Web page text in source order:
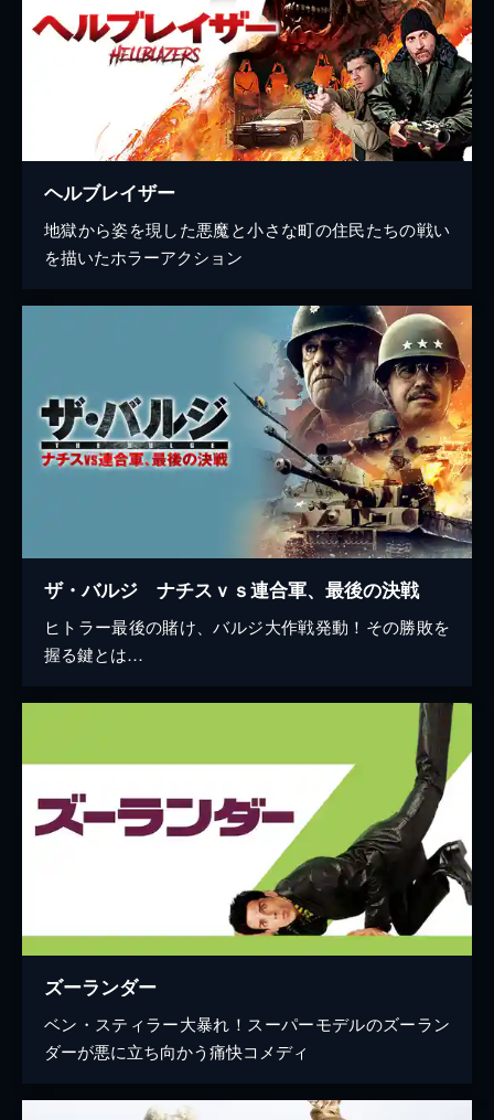
ヘルブレイザー
地獄から姿を現した悪魔と小さな町の住民たちの戦い
を描いたホラーアクション
ザ・バルジ ナチスｖｓ連合軍、最後の決戦
ヒトラー最後の賭け、バルジ大作戦発動！その勝敗を
握る鍵とは…
ズーランダー
ベン・スティラー大暴れ！スーパーモデルのズーラン
ダーが悪に立ち向かう痛快コメディ